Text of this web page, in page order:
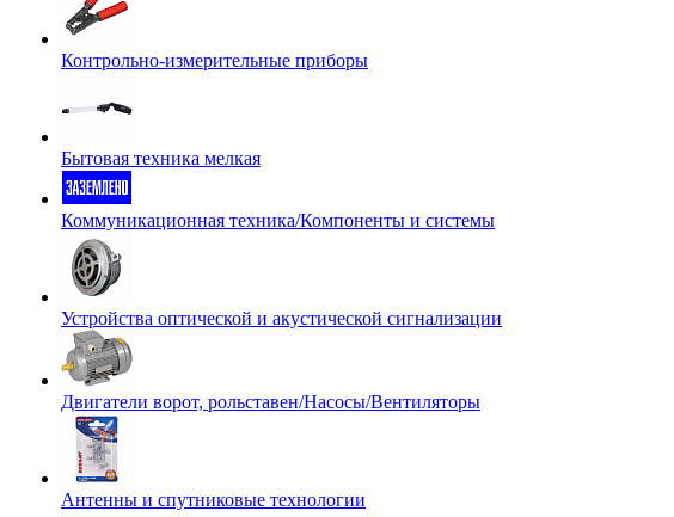
Контрольно-измерительные приборы
Бытовая техника мелкая
Коммуникационная техника/Компоненты и системы
Устройства оптической и акустической сигнализации
Двигатели ворот, рольставен/Насосы/Вентиляторы
Антенны и спутниковые технологии